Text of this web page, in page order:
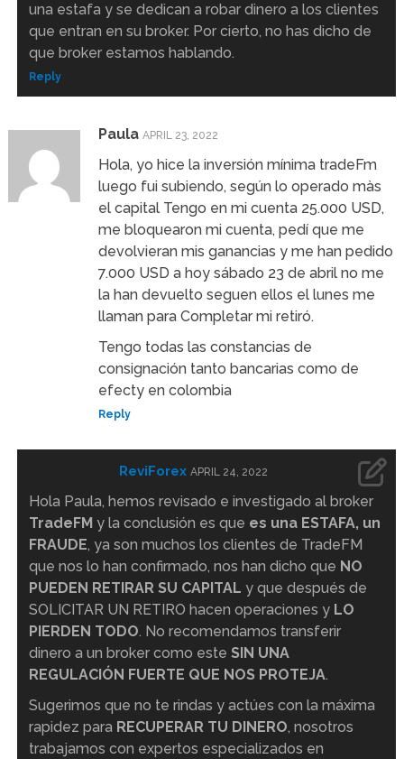
una estafa y se dedican a robar dinero a los clientes
que entran en su broker. Por cierto, no has dicho de
que broker estamos hablando.
Reply
Paula APRIL 23, 2022
Hola, yo hice la inversión mínima tradeFm
luego fui subiendo, según lo operado màs
el capital Tengo en mi cuenta 25.000 USD,
me bloquearon mi cuenta, pedí que me
devolvieran mis ganancias y me han pedido
7.000 USD a hoy sábado 23 de abril no me
la han devuelto seguen ellos el lunes me
llaman para Completar mi retiró.
Tengo todas las constancias de
consignación tanto bancarias como de
efecty en colombia
Reply
ReviForex APRIL 24, 2022
Hola Paula, hemos revisado e investigado al broker
TradeFM y la conclusión es que es una ESTAFA, un
FRAUDE, ya son muchos los clientes de TradeFM
que nos lo han confirmado, nos han dicho que NO
PUEDEN RETIRAR SU CAPITAL y que después de
SOLICITAR UN RETIRO hacen operaciones y LO
PIERDEN TODO. No recomendamos transferir
dinero a un broker como este SIN UNA
REGULACIÓN FUERTE QUE NOS PROTEJA.
Sugerimos que no te rindas y actúes con la máxima
rapidez para RECUPERAR TU DINERO, nosotros
trabajamos con expertos especializados en